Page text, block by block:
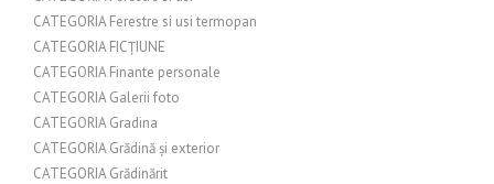
CATEGORIA Ferestre si usi termopan
CATEGORIA FICȚIUNE
CATEGORIA Finante personale
CATEGORIA Galerii foto
CATEGORIA Gradina
CATEGORIA Grădină și exterior
CATEGORIA Grădinărit